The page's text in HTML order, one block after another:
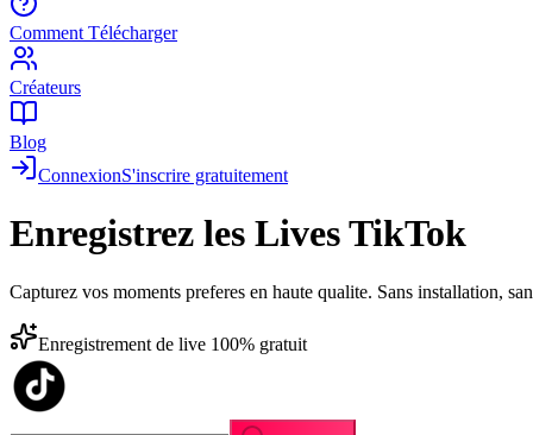
Comment Télécharger
Créateurs
Blog
ConnexionS'inscrire gratuitement
Enregistrez les Lives TikTok
Capturez vos moments preferes en haute qualite. Sans installation,
Enregistrement de live 100% gratuit